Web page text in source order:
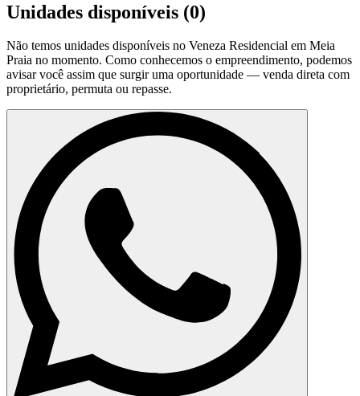
Unidades disponíveis (0)
Não temos unidades disponíveis no Veneza Residencial em Meia
Praia no momento. Como conhecemos o empreendimento, podemos
avisar você assim que surgir uma oportunidade — venda direta com
proprietário, permuta ou repasse.